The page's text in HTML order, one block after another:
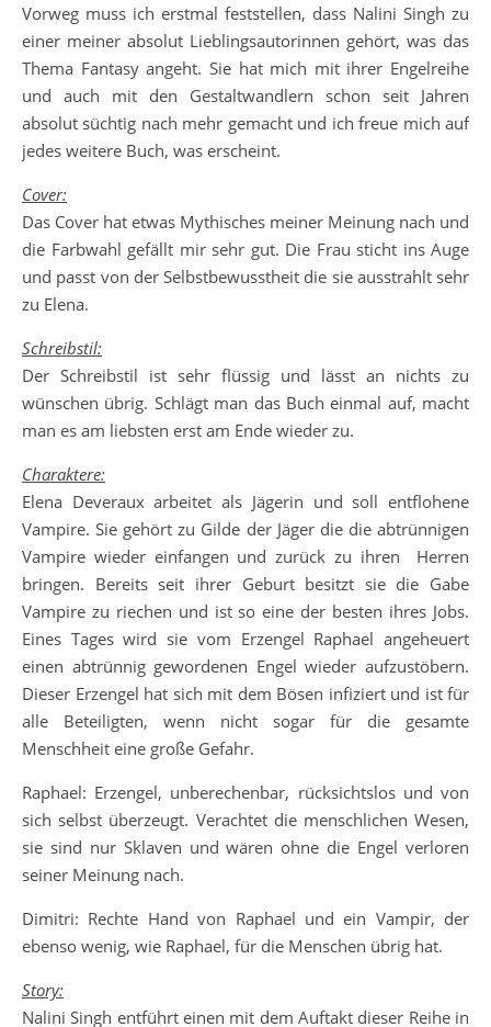
Vorweg muss ich erstmal feststellen, dass Nalini Singh zu
einer meiner absolut Lieblingsautorinnen gehört, was das
Thema Fantasy angeht. Sie hat mich mit ihrer Engelreihe
und auch mit den Gestaltwandlern schon seit Jahren
absolut süchtig nach mehr gemacht und ich freue mich auf
jedes weitere Buch, was erscheint.
Cover:
Das Cover hat etwas Mythisches meiner Meinung nach und
die Farbwahl gefällt mir sehr gut. Die Frau sticht ins Auge
und passt von der Selbstbewusstheit die sie ausstrahlt sehr
zu Elena.
Schreibstil:
Der Schreibstil ist sehr flüssig und lässt an nichts zu
wünschen übrig. Schlägt man das Buch einmal auf, macht
man es am liebsten erst am Ende wieder zu.
Charaktere:
Elena Deveraux arbeitet als Jägerin und soll entflohene
Vampire. Sie gehört zu Gilde der Jäger die die abtrünnigen
Vampire wieder einfangen und zurück zu ihren Herren
bringen. Bereits seit ihrer Geburt besitzt sie die Gabe
Vampire zu riechen und ist so eine der besten ihres Jobs.
Eines Tages wird sie vom Erzengel Raphael angeheuert
einen abtrünnig gewordenen Engel wieder aufzustöbern.
Dieser Erzengel hat sich mit dem Bösen infiziert und ist für
alle Beteiligten, wenn nicht sogar für die gesamte
Menschheit eine große Gefahr.
Raphael: Erzengel, unberechenbar, rücksichtslos und von
sich selbst überzeugt. Verachtet die menschlichen Wesen,
sie sind nur Sklaven und wären ohne die Engel verloren
seiner Meinung nach.
Dimitri: Rechte Hand von Raphael und ein Vampir, der
ebenso wenig, wie Raphael, für die Menschen übrig hat.
Story:
Nalini Singh entführt einen mit dem Auftakt dieser Reihe in